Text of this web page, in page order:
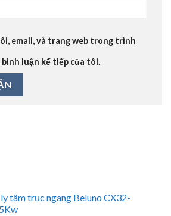
email, và trang web trong trình
luận kế tiếp của tôi.
tâm trục ngang Beluno CX32-